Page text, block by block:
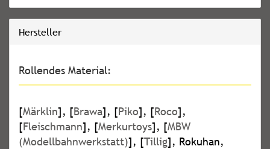
Hersteller
Rollendes Material:
[Märklin], [Brawa], [Piko], [Roco],
[Fleischmann], [Merkurtoys], [MBW
(Modellbahnwerkstatt)], [Tillig], Rokuhan,